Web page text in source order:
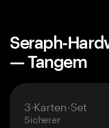
Seraph-
— Tangem
3-Karten-Set
Sicherer